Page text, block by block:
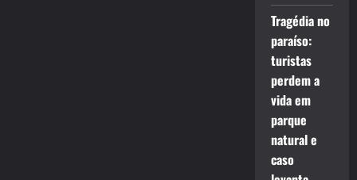
Tragédia no
paraíso:
turistas
perdem a
vida em
parque
natural e
caso